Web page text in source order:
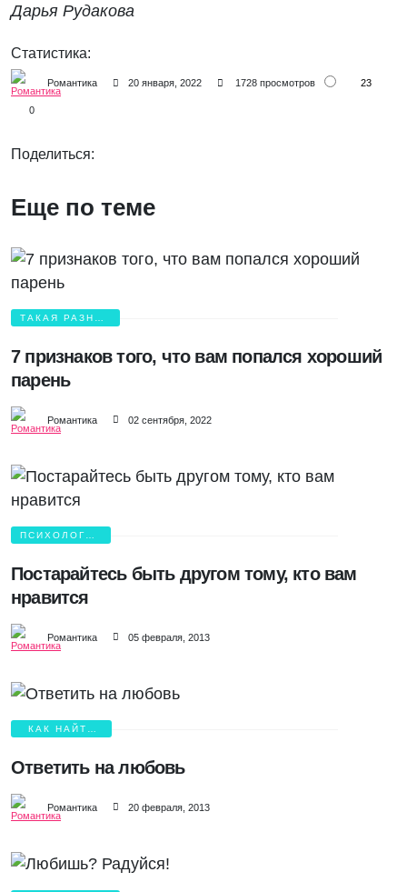
Дарья Рудакова
Статистика:
Романтика 20 января, 2022 1728 просмотров 23
0
Поделиться:
Еще по теме
ТАКАЯ РАЗНАЯ
7 признаков того, что вам попался хороший
парень
Романтика 02 сентября, 2022
ПСИХОЛОГИЯ
Постарайтесь быть другом тому, кто вам
нравится
Романтика 05 февраля, 2013
КАК НАЙТИ
Ответить на любовь
Романтика 20 февраля, 2013